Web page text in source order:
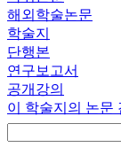
해외학술논문
학술지
단행본
연구보고서
공개강의
이 학술지의 논문